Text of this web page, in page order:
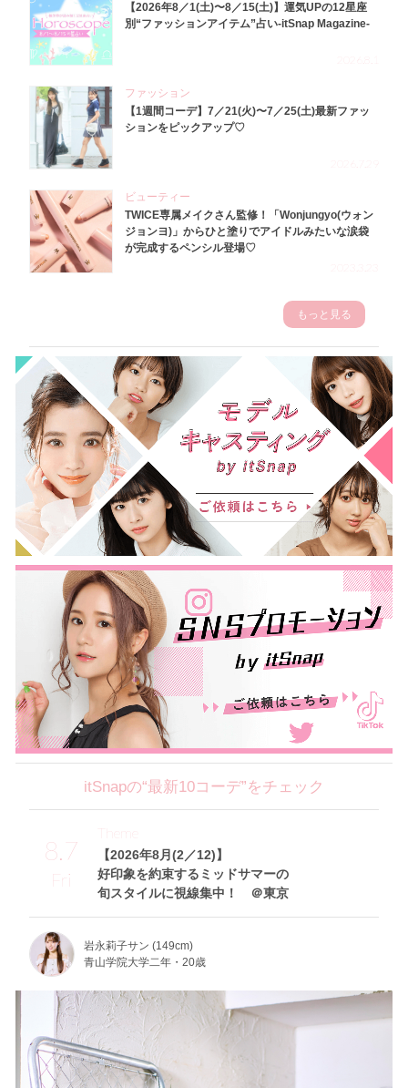
【2026年8／1(土)〜8／15(土)】運気UPの12星座
別“ファッションアイテム”占い-itSnap Magazine-
ファッション
【1週間コーデ】7／21(火)〜7／25(土)最新ファッ
ションをピックアップ♡
ビューティー
TWICE専属メイクさん監修！「Wonjungyo(ウォン
ジョンヨ)」からひと塗りでアイドルみたいな涙袋
が完成するペンシル登場♡
もっと見る
itSnapの“最新10コーデ”をチェック
8.7
Fri
【2026年8月(2／12)】
好印象を約束するミッドサマーの
旬スタイルに視線集中！ ＠東京
Theme
岩永莉子サン (149cm)
青山学院大学二年・20歳